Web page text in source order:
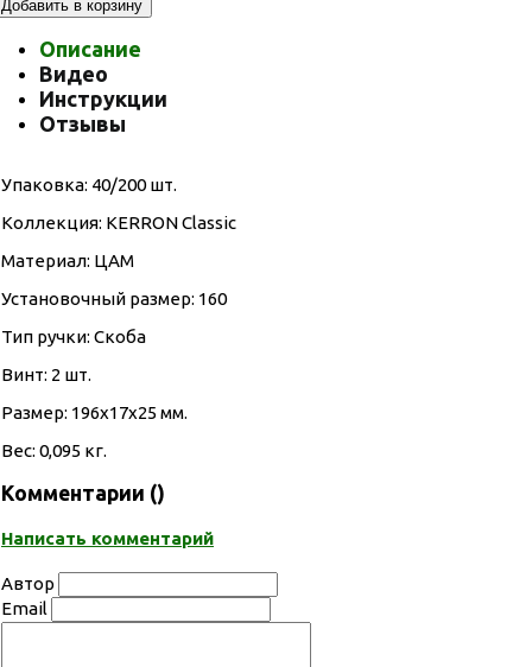
Добавить в корзину
Описание
Видео
Инструкции
Отзывы
Упаковка: 40/200 шт.
Коллекция: KERRON Classic
Материал: ЦАМ
Установочный размер: 160
Тип ручки: Скоба
Винт: 2 шт.
Размер: 196х17х25 мм.
Вес: 0,095 кг.
Комментарии ()
Написать комментарий
Автор
Email